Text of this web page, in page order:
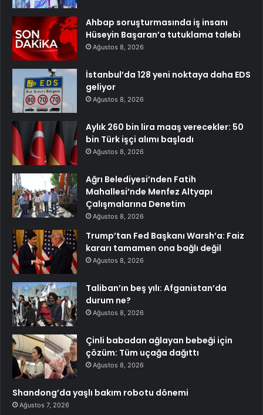
Ahbap soruşturmasında iş insanı
Hüseyin Başaran’a tutuklama talebi
Ağustos 8, 2026
İstanbul’da 128 yeni noktaya daha EDS
geliyor
Ağustos 8, 2026
Aylık 260 bin lira maaş verecekler: 50
bin Türk işçi alımı başladı
Ağustos 8, 2026
Ağrı Belediyesi’nden Fatih
Mahallesi’nde Menfez Altyapı
Çalışmalarına Denetim
Ağustos 8, 2026
Trump’tan Fed Başkanı Warsh’a: Faiz
kararı tamamen ona bağlı değil
Ağustos 8, 2026
Taliban’ın beş yılı: Afganistan’da
durum ne?
Ağustos 8, 2026
Çinli babadan ağlayan bebeği için
çözüm: Tüm uçağa dağıttı
Ağustos 8, 2026
Shandong’da yaşlı bakım robotu dönemi
Ağustos 7, 2026